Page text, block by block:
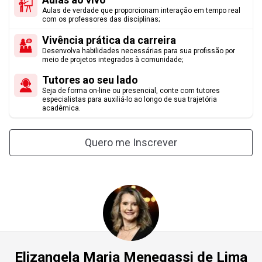
gerente de logística, gerente de cadeia de suprimento, gerente de
operações, supervisor de operações, supervisor de cadeia de
suprimento, analista de resultados das operações logísticas,
analista de rotas e meios de transporte, analista de processos
Logística.
6 Mercadologia
7 Administração das Operações de Produção
MÓDULO 5
Economia e Sociedade
Extensão I
Operações Logísticas de Produtos e Serviços
12 Gestão de Terminais e Armazéns
Aulas de verdade que proporcionam interação em tempo real
com os professores das disciplinas;
Vivência prática da carreira
Desenvolva habilidades necessárias para sua profissão por
meio de projetos integrados à comunidade;
Tutores ao seu lado
Seja de forma on-line ou presencial, conte com tutores
especialistas para auxiliá-lo ao longo de sua trajetória
acadêmica.
Quero me Inscrever
Elizangela Maria Menegassi de Lima